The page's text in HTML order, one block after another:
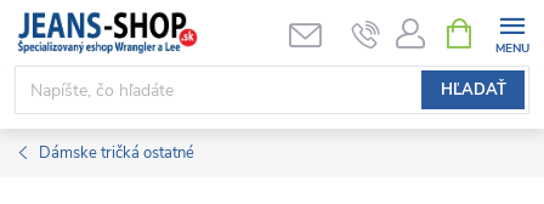
Prejsť
obsah
HĽADAŤ
KOŠÍK
Dámske tričká ostatné